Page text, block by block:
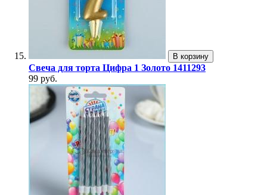
В корзину
Свеча для торта Цифра 1 Золото 1411293
99 руб.